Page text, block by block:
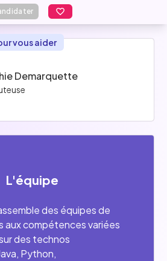
vous aider
Demarquette
L'équipe
des équipes de
aux compétences variées
des technos
Python,